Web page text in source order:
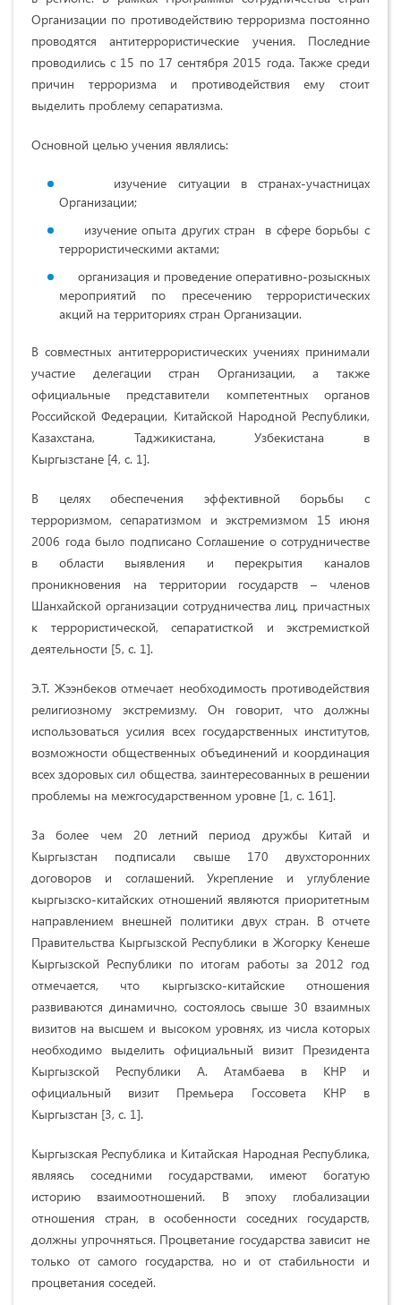
Организации по противодействию терроризма постоянно
проводятся антитеррористические учения. Последние
проводились с 15 по 17 сентября 2015 года. Также среди
причин терроризма и противодействия ему стоит
выделить проблему сепаратизма.
Основной целью учения являлись:
изучение ситуации в странах-участницах
Организации;
изучение опыта других стран в сфере борьбы с
террористическими актами;
организация и проведение оперативно-розыскных
мероприятий по пресечению террористических
акций на территориях стран Организации.
В совместных антитеррористических учениях принимали
участие делегации стран Организации, а также
официальные представители компетентных органов
Российской Федерации, Китайской Народной Республики,
Казахстана, Таджикистана, Узбекистана в
Кыргызстане [4, с. 1].
В целях обеспечения эффективной борьбы с
терроризмом, сепаратизмом и экстремизмом 15 июня
2006 года было подписано Соглашение о сотрудничестве
в области выявления и перекрытия каналов
проникновения на территории государств – членов
Шанхайской организации сотрудничества лиц, причастных
к террористической, сепаратисткой и экстремисткой
деятельности [5, с. 1].
Э.Т. Жээнбеков отмечает необходимость противодействия
религиозному экстремизму. Он говорит, что должны
использоваться усилия всех государственных институтов,
возможности общественных объединений и координация
всех здоровых сил общества, заинтересованных в решении
проблемы на межгосударственном уровне [1, с. 161].
За более чем 20 летний период дружбы Китай и
Кыргызстан подписали свыше 170 двухсторонних
договоров и соглашений. Укрепление и углубление
кыргызско-китайских отношений являются приоритетным
направлением внешней политики двух стран. В отчете
Правительства Кыргызской Республики в Жогорку Кенеше
Кыргызской Республики по итогам работы за 2012 год
отмечается, что кыргызско-китайские отношения
развиваются динамично, состоялось свыше 30 взаимных
визитов на высшем и высоком уровнях, из числа которых
необходимо выделить официальный визит Президента
Кыргызской Республики А. Атамбаева в КНР и
официальный визит Премьера Госсовета КНР в
Кыргызстан [3, с. 1].
Кыргызская Республика и Китайская Народная Республика,
являясь соседними государствами, имеют богатую
историю взаимоотношений. В эпоху глобализации
отношения стран, в особенности соседних государств,
должны упрочняться. Процветание государства зависит не
только от самого государства, но и от стабильности и
процветания соседей.